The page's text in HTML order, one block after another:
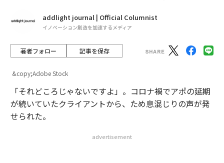
addlight journal | Official Columnist
イノベーション創造を加速するメディア
著者フォロー 記事を保存
&copy;Adobe Stock
「それどころじゃないですよ」。コロナ禍でアポの延期
が続いていたクライアントから、ため息混じりの声が発
せられた。
advertisement